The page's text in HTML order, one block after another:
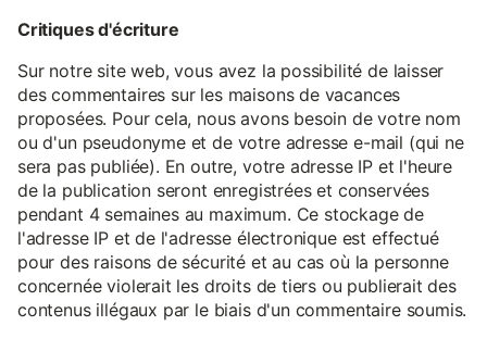
Critiques d'écriture
Sur notre site web, vous avez la possibilité de laisser
des commentaires sur les maisons de vacances
proposées. Pour cela, nous avons besoin de votre nom
ou d'un pseudonyme et de votre adresse e-mail (qui ne
sera pas publiée). En outre, votre adresse IP et l'heure
de la publication seront enregistrées et conservées
pendant 4 semaines au maximum. Ce stockage de
l'adresse IP et de l'adresse électronique est effectué
pour des raisons de sécurité et au cas où la personne
concernée violerait les droits de tiers ou publierait des
contenus illégaux par le biais d'un commentaire soumis.